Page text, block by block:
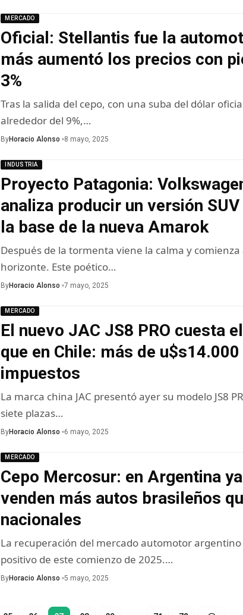
MERCADO
Oficial: Stellantis fue la
más aumentó los precios con
3%
Tras la salida del cepo, con una suba del dólar
alrededor del 9%,…
ByHoracio Alonso 8 mayo, 2025
INDUSTRIA
Proyecto Patagonia:
analiza producir un versión
la base de la nueva Amarok
Después de la tormenta viene la calma y comienza
horizonte. Este poético…
ByHoracio Alonso 7 mayo, 2025
MERCADO
El nuevo JAC JS8 PRO cuesta
que en Chile: más de
impuestos
La marca china JAC presentó ayer su modelo JS8
siete plazas…
ByHoracio Alonso 6 mayo, 2025
MERCADO
Cepo Mercosur: en Argentina
venden más autos brasileños
nacionales
La recuperación del mercado automotor
positivo de este comienzo de 2025.…
ByHoracio Alonso 5 mayo, 2025